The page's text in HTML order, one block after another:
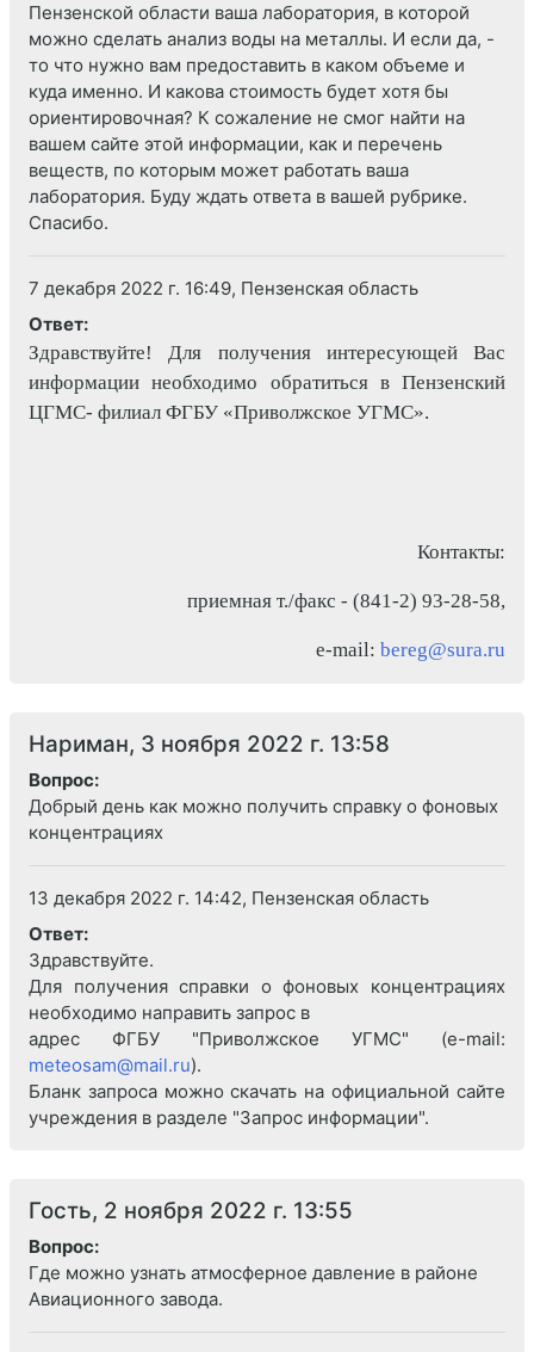
Пензенской области ваша лаборатория, в которой
можно сделать анализ воды на металлы. И если да, -
то что нужно вам предоставить в каком объеме и
куда именно. И какова стоимость будет хотя бы
ориентировочная? К сожаление не смог найти на
вашем сайте этой информации, как и перечень
веществ, по которым может работать ваша
лаборатория. Буду ждать ответа в вашей рубрике.
Спасибо.
7 декабря 2022 г. 16:49, Пензенская область
Ответ:
Здравствуйте! Для получения интересующей Вас
информации необходимо обратиться в Пензенский
ЦГМС- филиал ФГБУ «Приволжское УГМС».
Контакты:
приемная т./факс - (841-2) 93-28-58,
e-mail: bereg@sura.ru
Нариман, 3 ноября 2022 г. 13:58
Вопрос:
Добрый день как можно получить справку о фоновых
концентрациях
13 декабря 2022 г. 14:42, Пензенская область
Ответ:
Здравствуйте.
Для получения справки о фоновых концентрациях
необходимо направить запрос в
адрес ФГБУ "Приволжское УГМС" (e-mail:
meteosam@mail.ru).
Бланк запроса можно скачать на официальной сайте
учреждения в разделе "Запрос информации".
Гость, 2 ноября 2022 г. 13:55
Вопрос:
Где можно узнать атмосферное давление в районе
Авиационного завода.